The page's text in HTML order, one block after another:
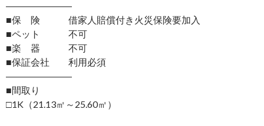
―――――――
■保 険 借家人賠償付き火災保険要加入
■ペット 不可
■楽 器 不可
■保証会社 利用必須
―――――――
■間取り
□1K（21.13㎡～25.60㎡）